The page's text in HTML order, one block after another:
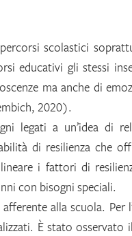
scolastici
educativi gli stessi
ma anche di
2020).
legati a un’idea di
di resilienza che
i fattori di
con bisogni speciali.
alla scuola. Per
È stato osservato